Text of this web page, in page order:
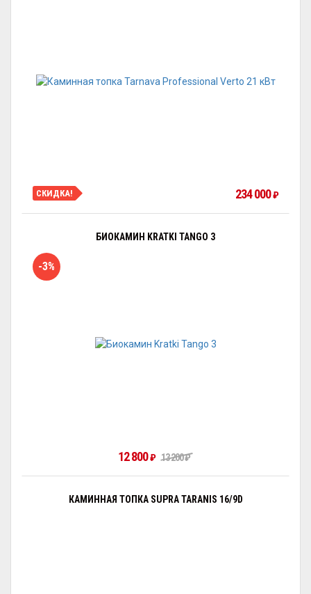
СКИДКА! 234 000₽
БИОКАМИН KRATKI TANGO 3
-3%
12 800₽ 13 200₽
КАМИННАЯ ТОПКА SUPRA TARANIS 16/9D